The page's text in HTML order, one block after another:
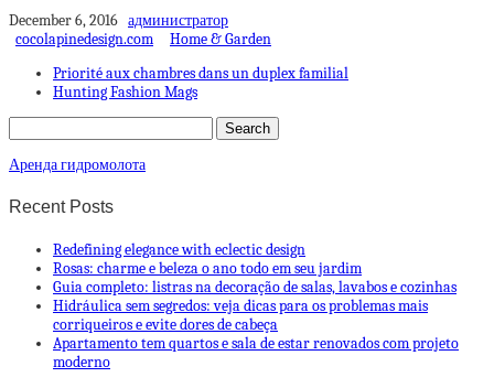
December 6, 2016 администратор
cocolapinedesign.com
Home & Garden
Priorité aux chambres dans un duplex familial
Hunting Fashion Mags
Аренда гидромолота
Recent Posts
Redefining elegance with eclectic design
Rosas: charme e beleza o ano todo em seu jardim
Guia completo: listras na decoração de salas, lavabos e cozinhas
Hidráulica sem segredos: veja dicas para os problemas mais
corriqueiros e evite dores de cabeça
Apartamento tem quartos e sala de estar renovados com projeto
moderno